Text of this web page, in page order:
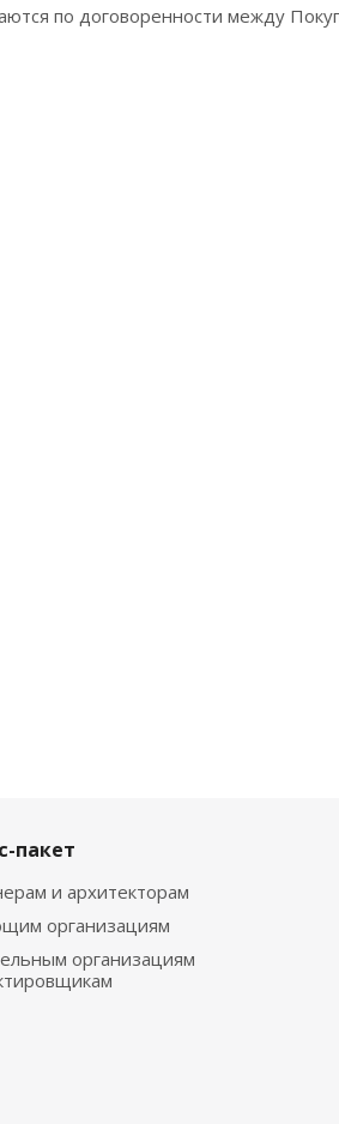
по договоренности между
пакет
и архитекторам
организациям
организациям